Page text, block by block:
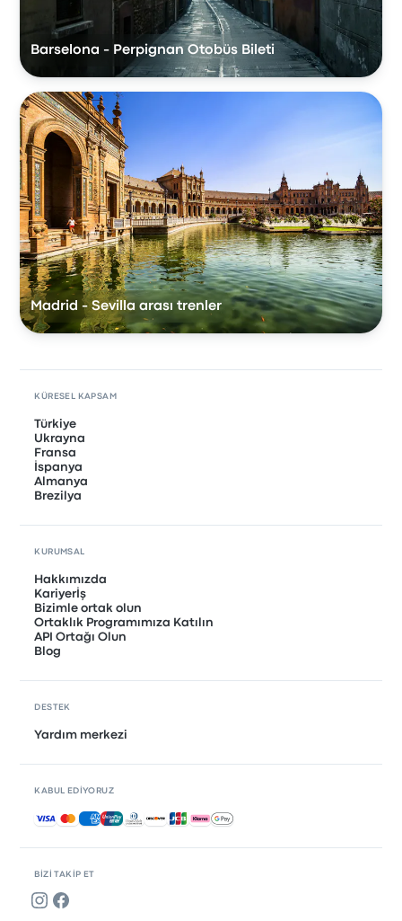
Barselona - Perpignan Otobüs Bileti
Madrid - Sevilla arası trenler
BIZI TAKIP ET
KÜRESEL KAPSAM
Türkiye
Ukrayna
Fransa
İspanya
Almanya
Brezilya
KURUMSAL
Hakkımızda
Kariyerİş
Bizimle ortak olun
Ortaklık Programımıza Katılın
API Ortağı Olun
Blog
DESTEK
Yardım merkezi
KABUL EDIYORUZ
Kabul edilen ödemeler